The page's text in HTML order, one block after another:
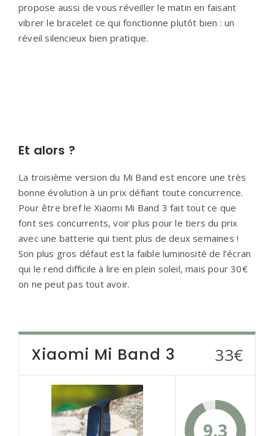
propose aussi de vous réveiller le matin en faisant
vibrer le bracelet ce qui fonctionne plutôt bien : un
réveil silencieux bien pratique.
Et alors ?
La troisième version du Mi Band est encore une très
bonne évolution à un prix défiant toute concurrence.
Pour être bref le Xiaomi Mi Band 3 fait tout ce que
font ses concurrents, voir plus pour le tiers du prix
avec une batterie qui tient plus de deux semaines !
Son plus gros défaut est la faible luminosité de l’écran
qui le rend difficile à lire en plein soleil, mais pour 30€
on ne peut pas tout avoir.
Xiaomi Mi Band 3 33€
9.3